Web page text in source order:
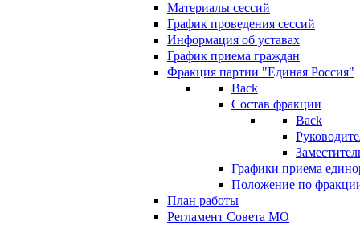
Материалы сессий
График проведения сессий
Информация об уставах
График приема граждан
Фракция партии "Единая Россия"
Back
Состав фракции
Back
Графики приема
Положение по
План работы
Регламент Совета МО